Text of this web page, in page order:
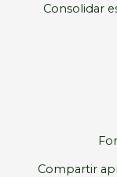
Consolidar
Compartir